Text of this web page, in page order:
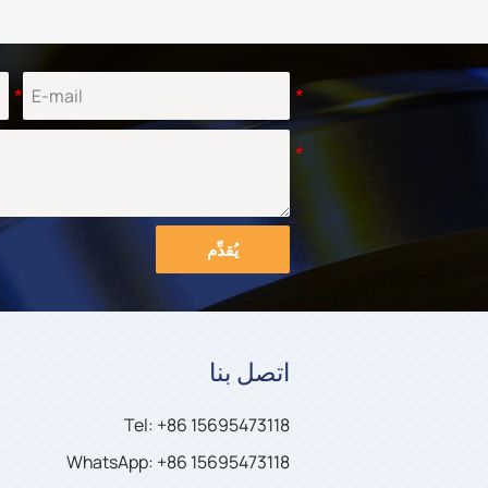
يُقدِّم
اتصل بنا
Tel: +86 15695473118
WhatsApp: +86 15695473118